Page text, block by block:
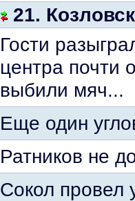
21.
Гости
центра почти
выбили мяч...
Еще один
Ратников не
Сокол провел